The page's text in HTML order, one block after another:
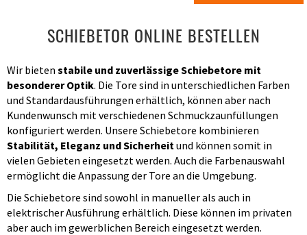
SCHIEBETOR ONLINE BESTELLEN
Wir bieten stabile und zuverlässige Schiebetore mit
besonderer Optik. Die Tore sind in unterschiedlichen Farben
und Standardausführungen erhältlich, können aber nach
Kundenwunsch mit verschiedenen Schmuckzaunfüllungen
konfiguriert werden. Unsere Schiebetore kombinieren
Stabilität, Eleganz und Sicherheit und können somit in
vielen Gebieten eingesetzt werden. Auch die Farbenauswahl
ermöglicht die Anpassung der Tore an die Umgebung.
Die Schiebetore sind sowohl in manueller als auch in
elektrischer Ausführung erhältlich. Diese können im privaten
aber auch im gewerblichen Bereich eingesetzt werden.